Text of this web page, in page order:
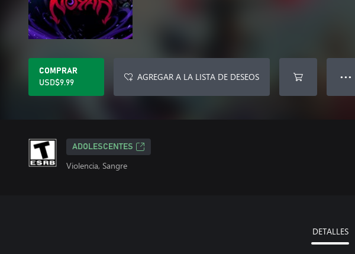
COMPRAR
USD$9.99
AGREGAR A LA LISTA DE DESEOS ● ● ●
ADOLESCENTES
Violencia, Sangre
DETALLES